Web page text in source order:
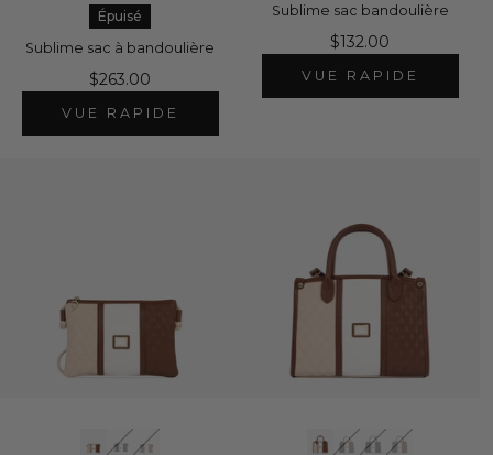
Épuisé
Sublime sac à bandoulière
$263.00
VUE RAPIDE
Sublime sac bandoulière
$132.00
VUE RAPIDE